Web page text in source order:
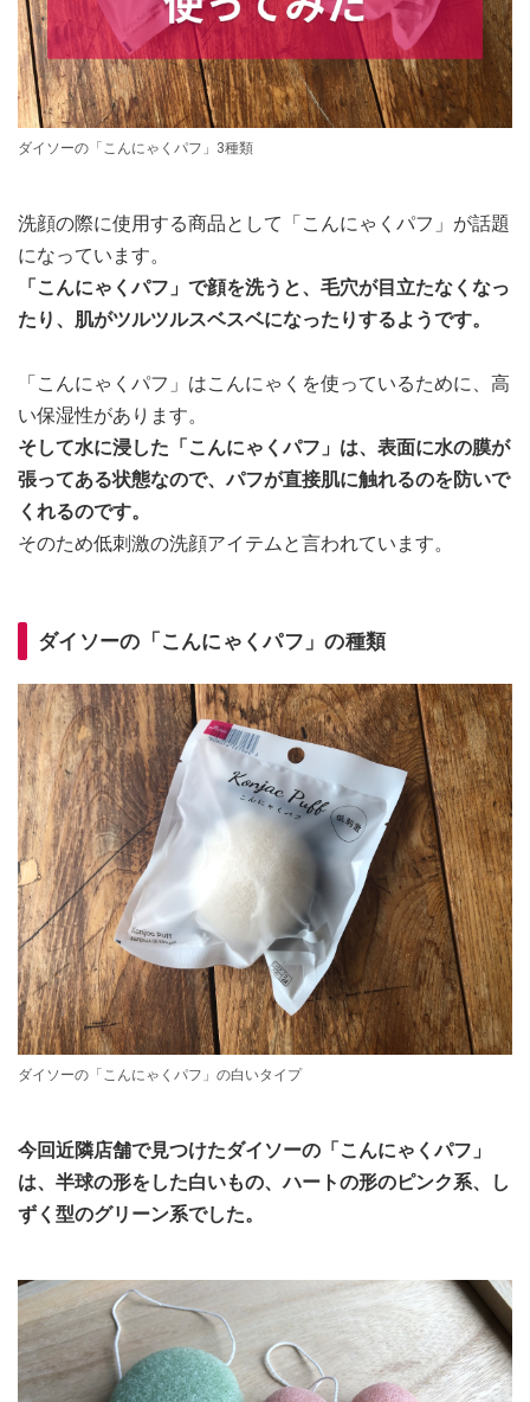
ダイソーの「こんにゃくパフ」3種類
洗顔の際に使用する商品として「こんにゃくパフ」が話題
になっています。
「こんにゃくパフ」で顔を洗うと、毛穴が目立たなくなっ
たり、肌がツルツルスベスベになったりするようです。
「こんにゃくパフ」はこんにゃくを使っているために、高
い保湿性があります。
そして水に浸した「こんにゃくパフ」は、表面に水の膜が
張ってある状態なので、パフが直接肌に触れるのを防いで
くれるのです。
そのため低刺激の洗顔アイテムと言われています。
ダイソーの「こんにゃくパフ」の種類
ダイソーの「こんにゃくパフ」の白いタイプ
今回近隣店舗で見つけたダイソーの「こんにゃくパフ」
は、半球の形をした白いもの、ハートの形のピンク系、し
ずく型のグリーン系でした。